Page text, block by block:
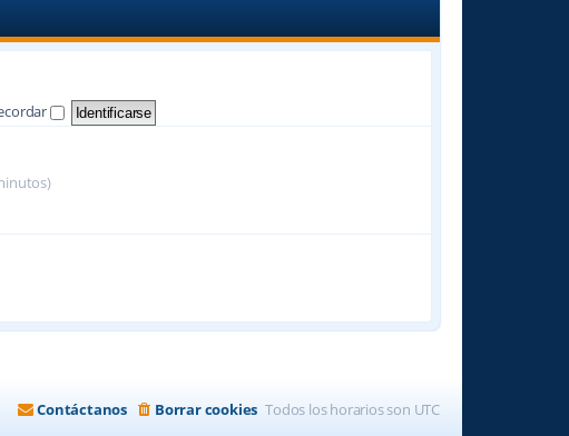
Todos los horarios son UTC
Borrar cookies
Contáctanos